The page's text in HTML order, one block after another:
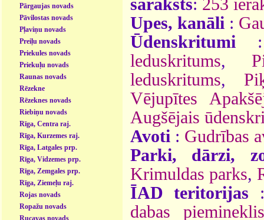
Pārgaujas novads
Pāvilostas novads
Pļaviņu novads
Preiļu novads
Priekules novads
Priekuļu novads
Raunas novads
Rēzekne
Rēzeknes novads
Riebiņu novads
Rīga, Centra raj.
Rīga, Kurzemes raj.
Rīga, Latgales prp.
Rīga, Vidzemes prp.
Rīga, Zemgales prp.
Rīga, Ziemeļu raj.
Rojas novads
Ropažu novads
Rucavas novads
saraksts: 253
Upes, kanāli :
Ūdenskritumi
leduskritums,
leduskritums,
Vējupītes
Augšējais
Avoti : Gudrības
Parki, dārzi,
Krimuldas parks,
ĪAD teritorijas
dabas